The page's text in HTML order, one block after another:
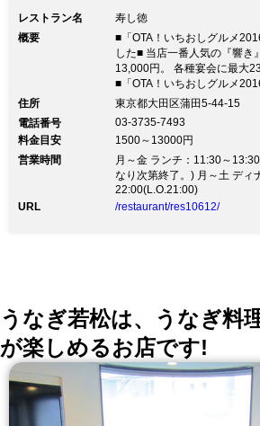
レストラン名
寿し徳
概要
■「OTA！いちおしグルメ
した■ 当店一番人気の『響き
13,000円。 各種宴会に最大
■「OTA！いちおしグルメ
した■ 当店一番人気の『響き
「変わりゆく世相とともに、
続けたい」 古きよき伝統は残
た職人が提供する、 寿し徳
ください。 ◆コース 響き 9,000円～13,000円（税込）
…当店一番人気の充実コース
7,500円（税込） 2人で1.5人
送迎会や各種宴会に当店をご
住所
東京都大田区蒲田5-44-15
電話番号
03-3735-7493
料金目安
1500～13000円
営業時間
月～金 ランチ：11:30～
なり次第終了。) 月～土 ディ
22:00(L.O.21:00)
URL
/restaurant/res10612/
うなぎ若松は、うなぎ料
が楽しめるお店です!